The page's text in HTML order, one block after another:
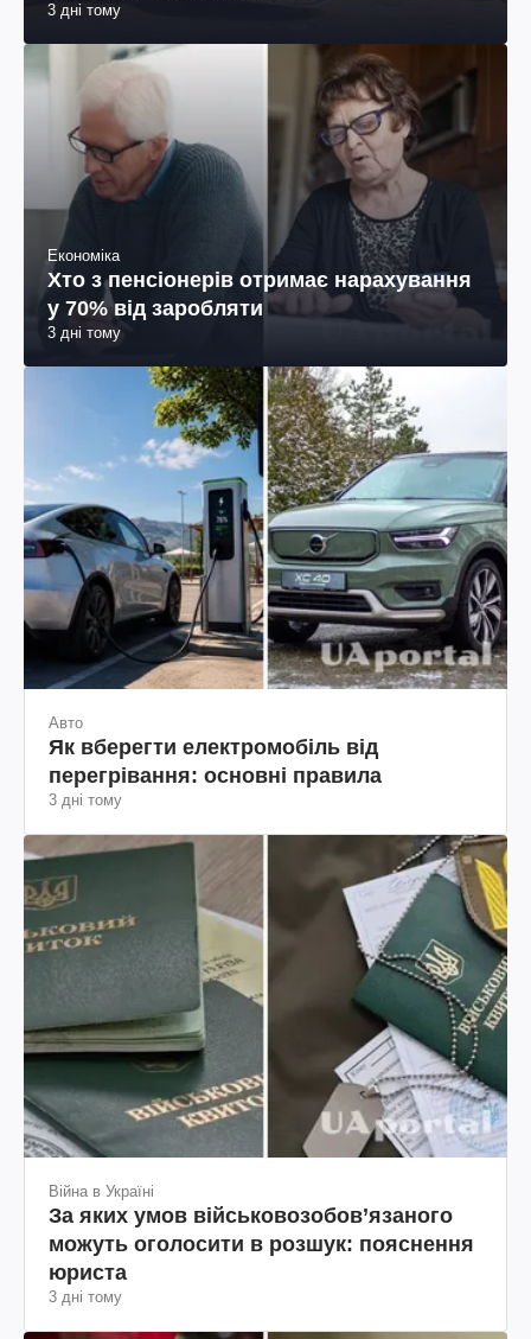
3 дні тому
Економіка
Хто з пенсіонерів отримає нарахування
у 70% від заробляти
3 дні тому
Авто
Як вберегти електромобіль від
перегрівання: основні правила
3 дні тому
Війна в Україні
За яких умов військовозобов’язаного
можуть оголосити в розшук: пояснення
юриста
3 дні тому